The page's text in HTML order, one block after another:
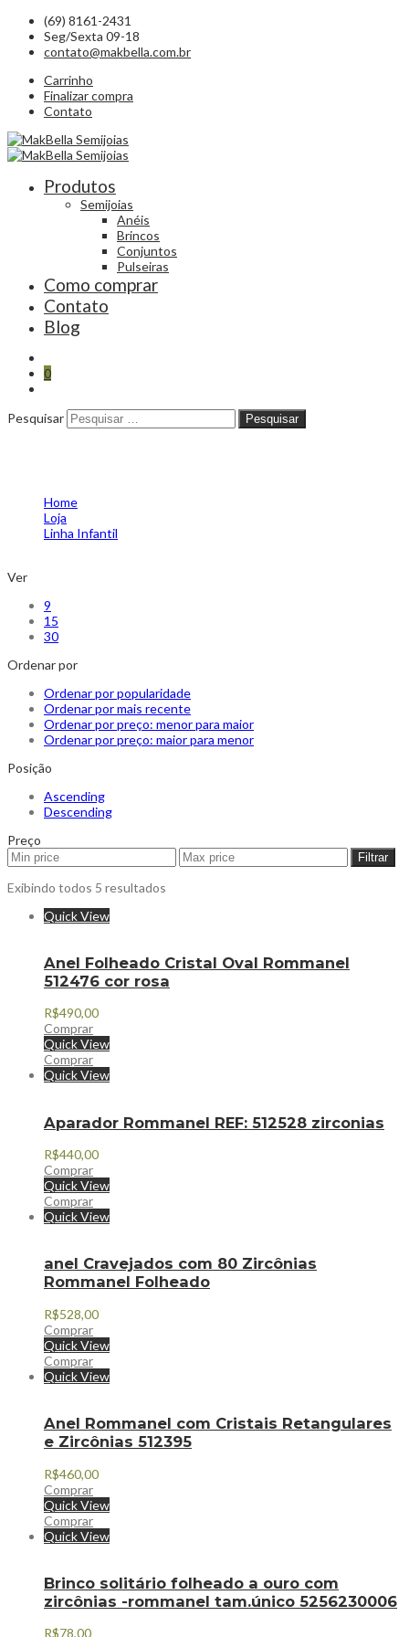
(69) 8161-2431
Seg/Sexta 09-18
contato@makbella.com.br
Carrinho
Finalizar compra
Contato
Produtos
Semijoias
Anéis
Brincos
Conjuntos
Pulseiras
Como comprar
Contato
Blog
0
Pesquisar Pesquisar
Home
Loja
Linha Infantil
Ver
9
15
30
Ordenar por
Ordenar por popularidade
Ordenar por mais recente
Ordenar por preço: menor para maior
Ordenar por preço: maior para menor
Posição
Ascending
Descending
Preço
Filtrar
Exibindo todos 5 resultados
Quick View
Anel Folheado Cristal Oval Rommanel
512476 cor rosa
R$490,00
Comprar
Quick View
Comprar
Quick View
Aparador Rommanel REF: 512528 zirconias
R$440,00
Comprar
Quick View
Comprar
Quick View
anel Cravejados com 80 Zircônias
Rommanel Folheado
R$528,00
Comprar
Quick View
Comprar
Quick View
Anel Rommanel com Cristais Retangulares
e Zircônias 512395
R$460,00
Comprar
Quick View
Comprar
Quick View
Brinco solitário folheado a ouro com
zircônias -rommanel tam.único 5256230006
R$78,00